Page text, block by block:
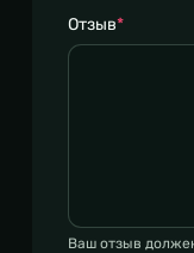
Отзыв*
Ваш отзыв